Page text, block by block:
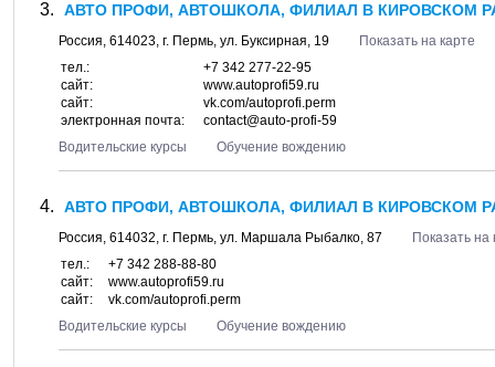
АВТО ПРОФИ, АВТОШКОЛА, ФИЛИАЛ В КИРОВСКОМ
Россия, 614023, г. Пермь, ул. Буксирная, 19
Показать на карте
тел.:
+7 342 277-22-95
сайт:
www.autoprofi59.ru
сайт:
vk.com/autoprofi.perm
электронная почта:
contact@auto-profi-59
Водительские курсы
Обучение вождению
АВТО ПРОФИ, АВТОШКОЛА, ФИЛИАЛ В КИРОВСКОМ
Россия, 614032, г. Пермь, ул. Маршала Рыбалко, 87
Показать на
тел.:
+7 342 288-88-80
сайт:
www.autoprofi59.ru
сайт:
vk.com/autoprofi.perm
Водительские курсы
Обучение вождению